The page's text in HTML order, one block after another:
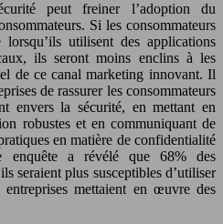
peut freiner l’adoption du
Si les consommateurs
utilisent des applications
ils seront moins enclins à les
de ce canal marketing innovant. Il
de rassurer les consommateurs
envers la sécurité, en mettant en
robustes et en communiquant de
en matière de confidentialité
enquête a révélé que 68% des
seraient plus susceptibles d’utiliser
mettaient en œuvre des